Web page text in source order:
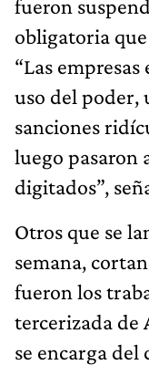
fueron
obligatoria
“Las
uso del poder,
sanciones
luego pasaron
digitados”,
Otros que se
semana,
fueron los
tercerizada de
se encarga del